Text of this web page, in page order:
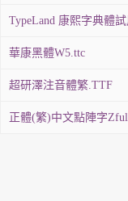
TypeLand 康熙字典體
華康黑體W5.ttc
超研澤注音體繁.TTF
正體(繁)中文點陣字